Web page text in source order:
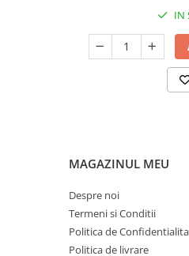
IN
MAGAZINUL MEU
Despre noi
Termeni si Conditii
Politica de
Politica de livrare